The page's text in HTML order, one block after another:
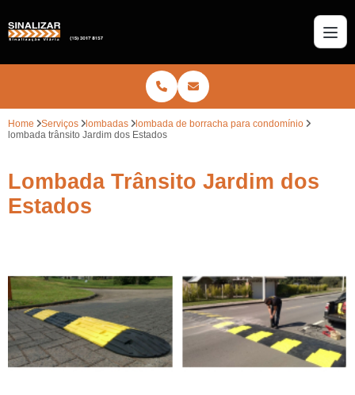
Home Serviços lombadas
lombada de borracha para condomínio
lombada trânsito Jardim dos Estados
Lombada Trânsito Jardim dos
Estados